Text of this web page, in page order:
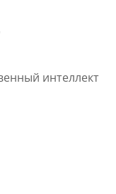
интеллект